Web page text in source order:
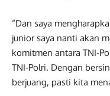
“Dan saya
junior saya nanti akan
komitmen antara TNI-
TNI-Polri. Dengan
berjuang, pasti kita